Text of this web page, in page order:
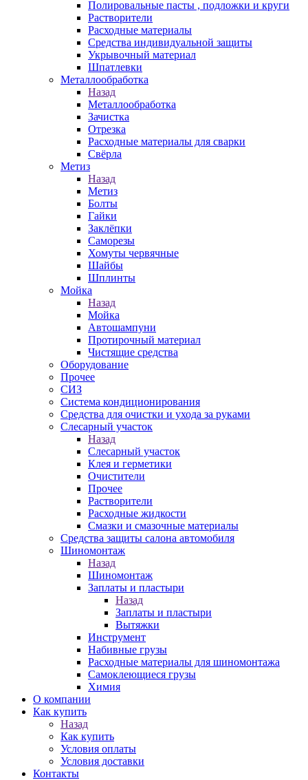
Полировальные пасты , подложки и круги
Растворители
Расходные материалы
Средства индивидуальной защиты
Укрывочный материал
Шпатлевки
Металлообработка
Назад
Металлообработка
Зачистка
Отрезка
Расходные материалы для сварки
Свёрла
Метиз
Назад
Метиз
Болты
Гайки
Заклёпки
Саморезы
Хомуты червячные
Шайбы
Шплинты
Мойка
Назад
Мойка
Автошампуни
Протирочный материал
Чистящие средства
Оборудование
Прочее
СИЗ
Система кондиционирования
Средства для очистки и ухода за руками
Слесарный участок
Назад
Слесарный участок
Клея и герметики
Очистители
Прочее
Растворители
Расходные жидкости
Смазки и смазочные материалы
Средства защиты салона автомобиля
Шиномонтаж
Назад
Шиномонтаж
Заплаты и пластыри
Назад
Заплаты и пластыри
Вытяжки
Инструмент
Набивные грузы
Расходные материалы для шиномонтажа
Самоклеющиеся грузы
Химия
О компании
Как купить
Назад
Как купить
Условия оплаты
Условия доставки
Контакты